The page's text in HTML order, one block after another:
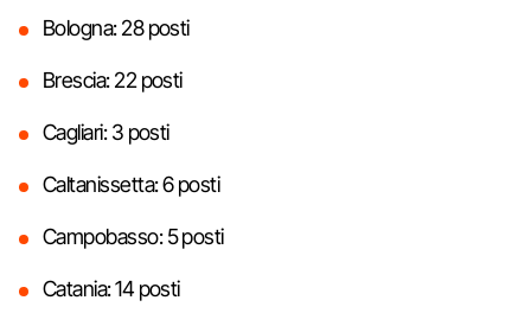
Bologna: 28 posti
Brescia: 22 posti
Cagliari: 3 posti
Caltanissetta: 6 posti
Campobasso: 5 posti
Catania: 14 posti